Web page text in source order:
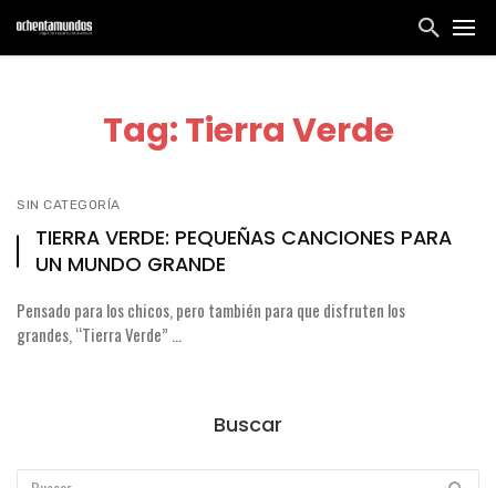
Tag: Tierra Verde
SIN CATEGORÍA
TIERRA VERDE: PEQUEÑAS CANCIONES PARA
UN MUNDO GRANDE
Pensado para los chicos, pero también para que disfruten los
grandes, “Tierra Verde” ...
Buscar